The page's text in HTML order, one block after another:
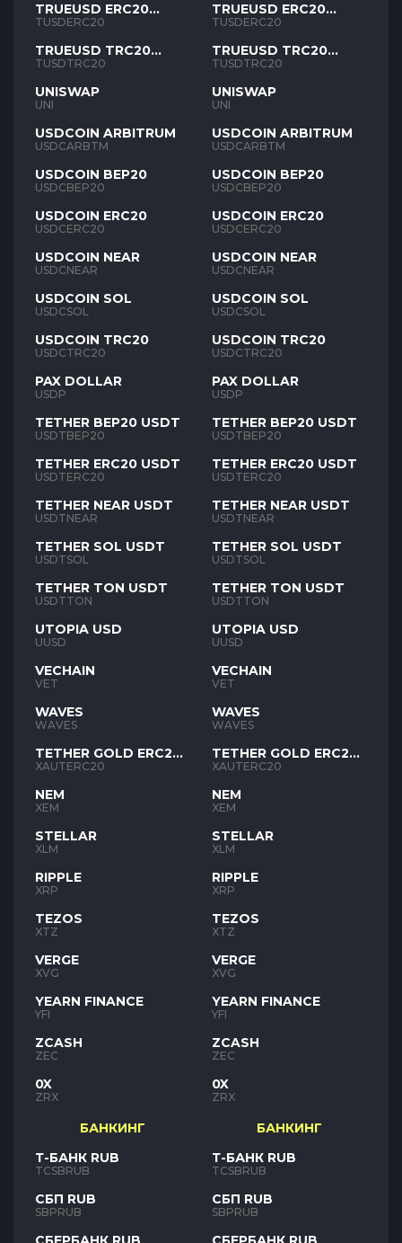
TRUEUSD ERC20
TUSD
TUSDERC20
TRUEUSD TRC20
TUSD
TUSDTRC20
UNISWAP
UNI
USDCOIN ARBITRUM
USDCARBTM
USDCOIN BEP20
USDCBEP20
USDCOIN ERC20
USDCERC20
USDCOIN NEAR
USDCNEAR
USDCOIN SOL
USDCSOL
USDCOIN TRC20
USDCTRC20
PAX DOLLAR
USDP
TETHER BEP20 USDT
USDTBEP20
TETHER ERC20 USDT
USDTERC20
TETHER NEAR USDT
USDTNEAR
TETHER SOL USDT
USDTSOL
TETHER TON USDT
USDTTON
UTOPIA USD
UUSD
VECHAIN
VET
WAVES
WAVES
TETHER GOLD ERC20
XAUT
XAUTERC20
NEM
XEM
STELLAR
XLM
RIPPLE
XRP
TEZOS
XTZ
VERGE
XVG
YEARN FINANCE
YFI
ZCASH
ZEC
0X
ZRX
БАНКИНГ
Т-БАНК RUB
TCSBRUB
СБП RUB
SBPRUB
TRUEUSD ERC20
TUSD
TUSDERC20
TRUEUSD TRC20
TUSD
TUSDTRC20
UNISWAP
UNI
USDCOIN ARBITRUM
USDCARBTM
USDCOIN BEP20
USDCBEP20
USDCOIN ERC20
USDCERC20
USDCOIN NEAR
USDCNEAR
USDCOIN SOL
USDCSOL
USDCOIN TRC20
USDCTRC20
PAX DOLLAR
USDP
TETHER BEP20 USDT
USDTBEP20
TETHER ERC20 USDT
USDTERC20
TETHER NEAR USDT
USDTNEAR
TETHER SOL USDT
USDTSOL
TETHER TON USDT
USDTTON
UTOPIA USD
UUSD
VECHAIN
VET
WAVES
WAVES
TETHER GOLD ERC20
XAUT
XAUTERC20
NEM
XEM
STELLAR
XLM
RIPPLE
XRP
TEZOS
XTZ
VERGE
XVG
YEARN FINANCE
YFI
ZCASH
ZEC
0X
ZRX
БАНКИНГ
Т-БАНК RUB
TCSBRUB
СБП RUB
SBPRUB